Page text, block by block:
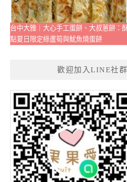
台中大雅｜大心手工蛋餅、大叔蔥餅：
點夏日限定綠蘆筍與魷魚燒蛋餅
歡迎加入LINE社